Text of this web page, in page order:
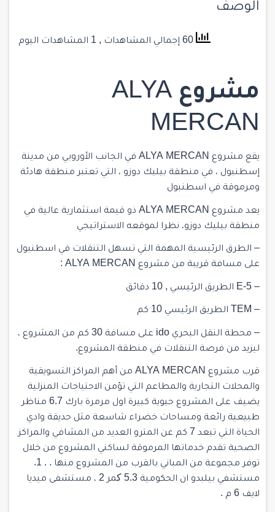
الوصف
, 1 المشاهدات اليوم
مشروع ALYA
MERCAN
يقع مشروع ALYA MERCAN في الجانب الأوروبي من مدينة
إسطنبول ، في منطقة بيليك دوزو ، التي تعتبر منطقة هادئة
ومرموقة في اسطنبول
يعد مشروع ALYA MERCAN ذو قيمة استثمارية عالية في
منطقة بيليك دوزو، نظرا لموقعه الاستراتيجي
– الطرق الرئيسية المهمة التي تسهل التنقلات في اسطنبول
على مسافة قريبة من مشروع ALYA MERCAN :
– E-5 الطريق الرئيسي , 10 دقائق
– TEM الطريق الرئيسي 10 كم
– محطة النقل البحري ido على مسافة 30 كم من المشروع ،
ليزيد من فرصة التنقلات في منطقة المشروع.
قرب مشروع ALYA MERCAN من أهم المراكز التسويقية
والمحلات التجارية والمطاعم التي تؤمن الاحتياجات المنزلية
يضيف على المشروع حيوية كبيرة اول مرمرة بارك 6.7 مناظر
طبيعية رائعة ومساحات خضراء شاسعة مثل حديقة وادي
الحياة التي تبعد 7 كم عن المترو العديد من المشافي والمراكز
الصحية تقدم خدماتها المرموقة لساكني المشروع من خلال
توفر مجموعة من المباني بالقرب من المشروع منها . . 1.
مستشفي بيلبدو ان الحكومية 5.3 کمر 2 ، مستشفى ميديا
لايف 6 م .